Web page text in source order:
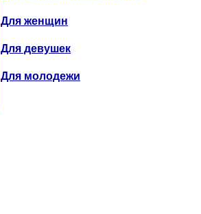
Для женщин
Для девушек
Для молодежи